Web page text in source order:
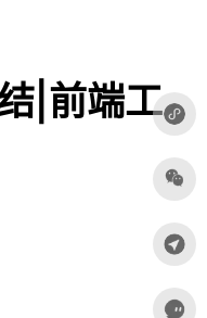
|前端工